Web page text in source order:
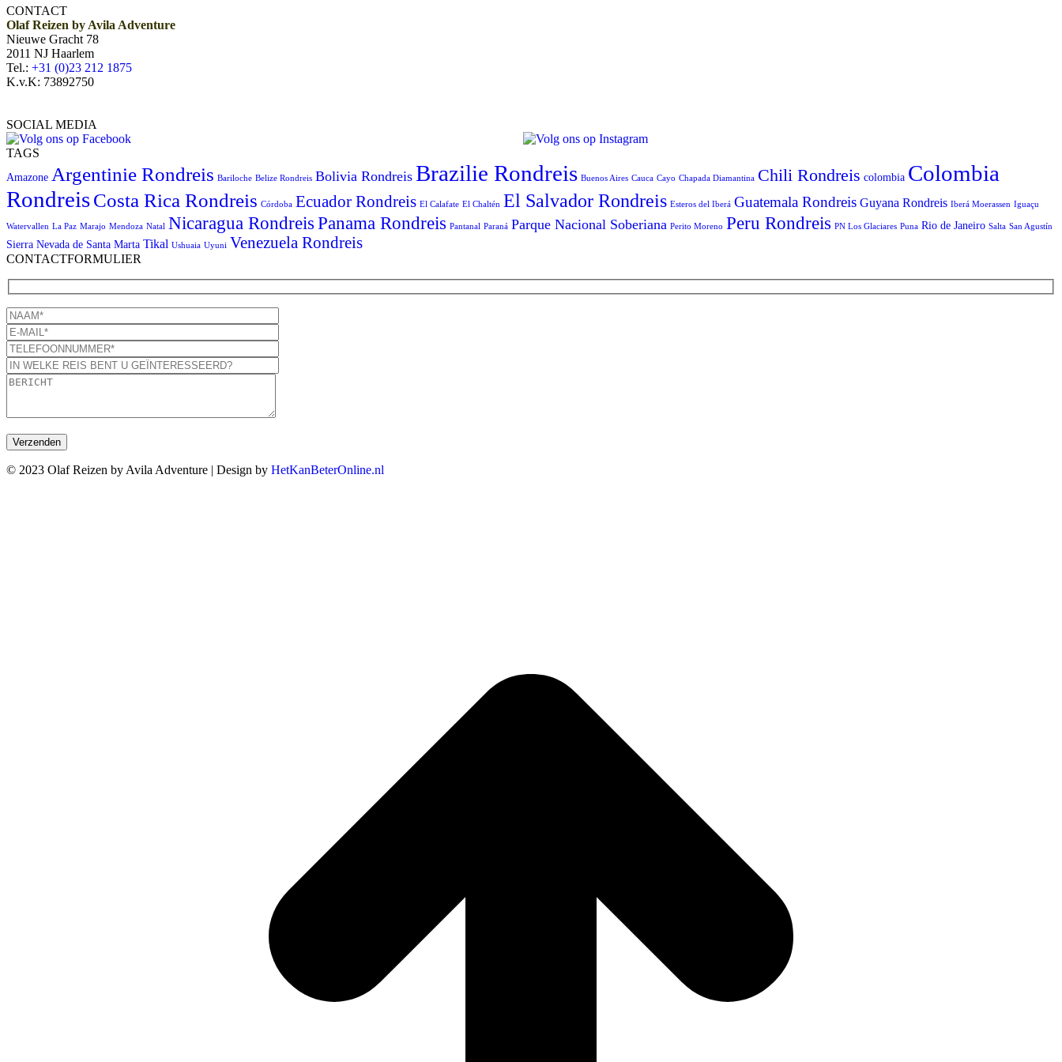
CONTACT
Olaf Reizen by Avila Adventure
Nieuwe Gracht 78
2011 NJ Haarlem
Tel.: +31 (0)23 212 1875
K.v.K: 73892750
SOCIAL MEDIA
TAGS
Amazone Argentinie Rondreis Bariloche Belize Rondreis Bolivia Rondreis Brazilie Rondreis Buenos Aires Cauca Cayo Chapada Diamantina Chili Rondreis colombia Colombia
RondreisCosta Rica Rondreis Córdoba Ecuador Rondreis El Calafate El Chaltén El Salvador Rondreis Esteros del Iberá Guatemala Rondreis Guyana Rondreis Iberá Moerassen Iguaçu
Watervallen La Paz Marajo Mendoza Natal Nicaragua Rondreis Panama Rondreis Pantanal Paraná Parque Nacional Soberiana Perito Moreno Peru Rondreis PN Los Glaciares Puna Rio de Janeiro Salta San Agustín
Sierra Nevada de Santa Marta Tikal Ushuaia Uyuni Venezuela Rondreis
CONTACTFORMULIER
© 2023 Olaf Reizen by Avila Adventure | Design by HetKanBeterOnline.nl